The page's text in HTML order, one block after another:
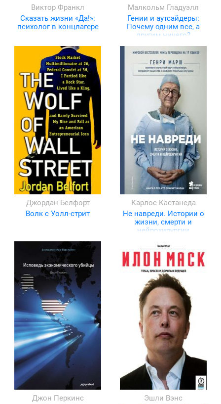
Виктор Франкл
Сказать жизни «Да!»:
психолог в концлагере
Малкольм Гладуэлл
Гении и аутсайдеры:
Почему одним все, а
другим ничего?
Джордан Белфорт
Волк с Уолл-стрит
Карлос Кастанеда
Не навреди. Истории о
жизни, смерти и
нейрохирургии
Джон Перкинс
Эшли Вэнс